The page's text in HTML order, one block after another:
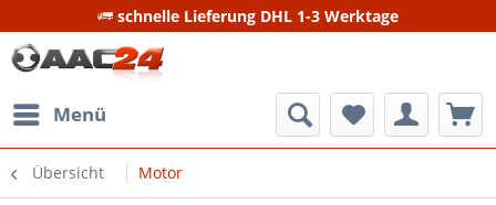
schnelle Lieferung DHL 1-3 Werktage
Menü
Übersicht Motor